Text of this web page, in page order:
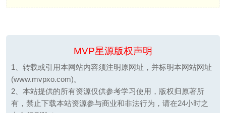
MVP星源版权声明
1、转载或引用本网站内容须注明原网址，并标明本网站网址
(www.mvpxo.com)。
2、本站提供的所有资源仅供参考学习使用，版权归原著所
有，禁止下载本站资源参与商业和非法行为，请在24小时之